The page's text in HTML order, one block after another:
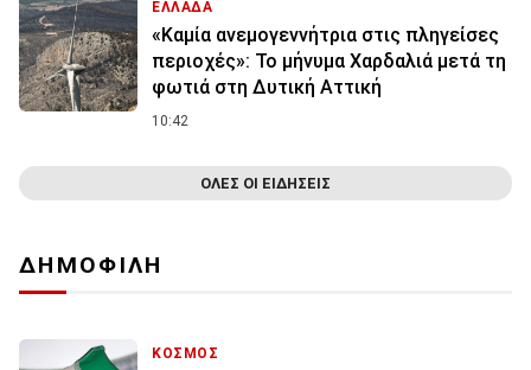
ΕΛΛΑΔΑ
«Καμία ανεμογεννήτρια στις πληγείσες
περιοχές»: Το μήνυμα Χαρδαλιά μετά τη
φωτιά στη Δυτική Αττική
10:42
ΟΛΕΣ ΟΙ ΕΙΔΗΣΕΙΣ
ΔΗΜΟΦΙΛΗ
ΚΟΣΜΟΣ